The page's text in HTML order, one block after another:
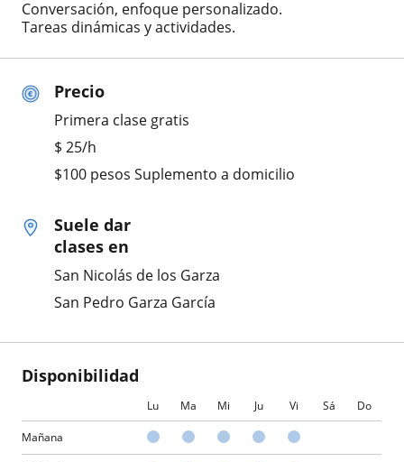
Precio
Primera clase gratis
$ 25/h
$100 pesos Suplemento a domicilio
Suele dar
clases en
San Nicolás de los Garza
San Pedro Garza García
Disponibilidad
Lu Ma Mi Ju Vi Sá Do
Mañana
Conversación, enfoque personalizado.
Tareas dinámicas y actividades.